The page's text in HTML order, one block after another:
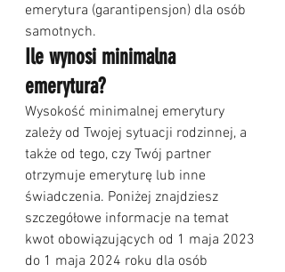
emerytura (garantipensjon) dla osób
samotnych.
Ile wynosi minimalna
emerytura?
Wysokość minimalnej emerytury
zależy od Twojej sytuacji rodzinnej, a
także od tego, czy Twój partner
otrzymuje emeryturę lub inne
świadczenia. Poniżej znajdziesz
szczegółowe informacje na temat
kwot obowiązujących od 1 maja 2023
do 1 maja 2024 roku dla osób